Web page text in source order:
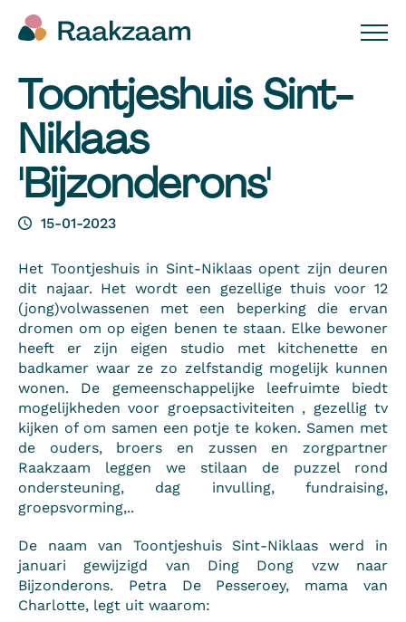
Toontjeshuis Sint-
Niklaas
'Bijzonderons'
15-01-2023
Het Toontjeshuis in Sint-Niklaas opent zijn deuren
dit najaar. Het wordt een gezellige thuis voor 12
(jong)volwassenen met een beperking die ervan
dromen om op eigen benen te staan. Elke bewoner
heeft er zijn eigen studio met kitchenette en
badkamer waar ze zo zelfstandig mogelijk kunnen
wonen. De gemeenschappelijke leefruimte biedt
mogelijkheden voor groepsactiviteiten , gezellig tv
kijken of om samen een potje te koken. Samen met
de ouders, broers en zussen en zorgpartner
Raakzaam leggen we stilaan de puzzel rond
ondersteuning, dag invulling, fundraising,
groepsvorming,..
De naam van Toontjeshuis Sint-Niklaas werd in
januari gewijzigd van Ding Dong vzw naar
Bijzonderons. Petra De Pesseroey, mama van
Charlotte, legt uit waarom: